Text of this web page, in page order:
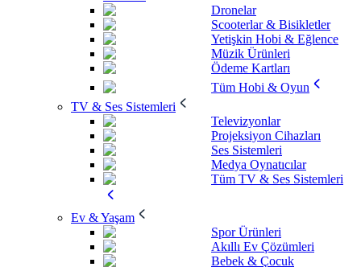
Dronelar
Scooterlar & Bisikletler
Yetişkin Hobi & Eğlence
Müzik Ürünleri
Ödeme Kartları
Tüm Hobi & Oyun
TV & Ses Sistemleri
Televizyonlar
Projeksiyon Cihazları
Ses Sistemleri
Medya Oynatıcılar
Tüm TV & Ses Sistemleri
Ev & Yaşam
Spor Ürünleri
Akıllı Ev Çözümleri
Bebek & Çocuk